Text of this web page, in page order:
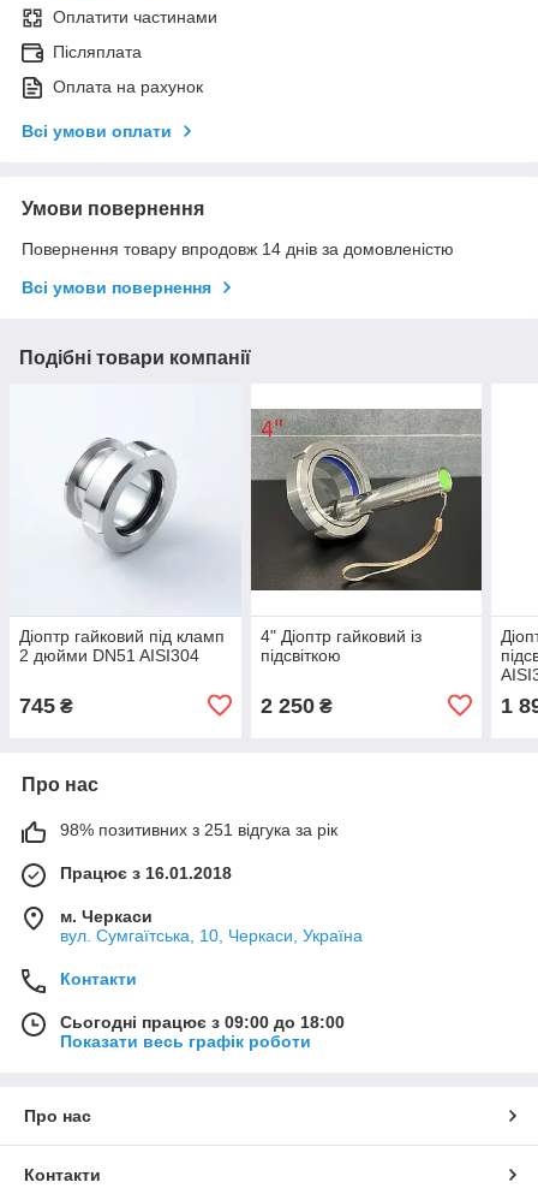
Оплатити частинами
Післяплата
Оплата на рахунок
Всі умови оплати
Умови повернення
Повернення товару впродовж 14 днів за домовленістю
Всі умови повернення
Подібні товари компанії
Діоптр гайковий під кламп
2 дюйми DN51 AISI304
745 ₴
4" Діоптр гайковий із
підсвіткою
2 250₴ 1
Про нас
98% позитивних з 251 відгука за рік
Працює з 16.01.2018
м. Черкаси
вул. Сумгаїтська, 10, Черкаси, Україна
Контакти
Сьогодні працює з 09:00 до 18:00
Показати весь графік роботи
Про нас
Контакти